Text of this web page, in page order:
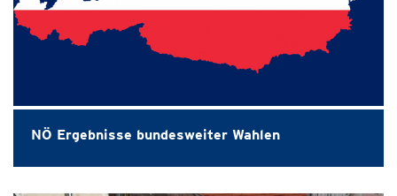
NÖ Ergebnisse bundesweiter Wahlen